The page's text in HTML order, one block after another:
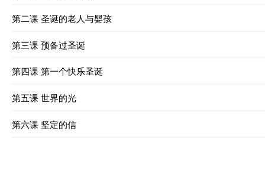
第二课 圣诞的老人与婴孩
第三课 预备过圣诞
第四课 第一个快乐圣诞
第五课 世界的光
第六课 坚定的信